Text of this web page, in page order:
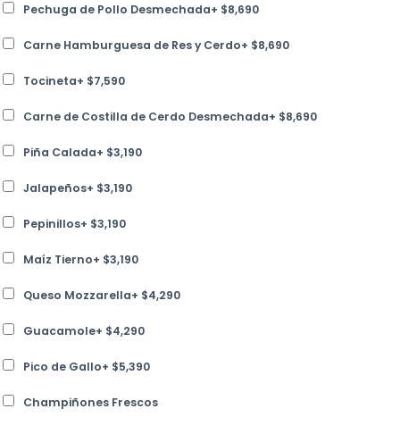
Pechuga de Pollo Desmechada+ $8,690
Carne Hamburguesa de Res y Cerdo+ $8,690
Tocineta+ $7,590
Carne de Costilla de Cerdo Desmechada+ $8,690
Piña Calada+ $3,190
Jalapeños+ $3,190
Pepinillos+ $3,190
Maíz Tierno+ $3,190
Queso Mozzarella+ $4,290
Guacamole+ $4,290
Pico de Gallo+ $5,390
Champiñones Frescos